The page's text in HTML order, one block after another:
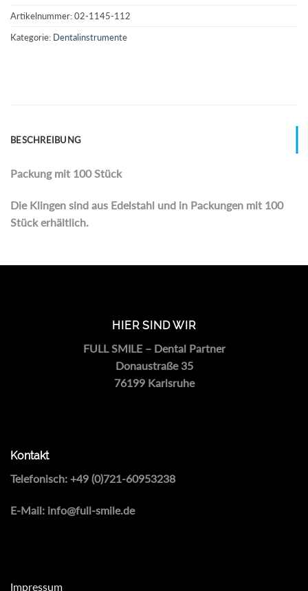
Artikelnummer:02-1145-112
Kategorie: Dentalinstrumente
BESCHREIBUNG
Packung mit 100 Stück
Die Klingen sind aus Edelstahl und in Packungen mit 100
Stück erhältlich.
HIER SIND WIR
FULL SMILE – Dental Partner
Donaustraße 35
76199 Karlsruhe
Kontakt
Telefonisch: +49 (0)721-60953238
E-Mail: info@full-smile.de
Impressum